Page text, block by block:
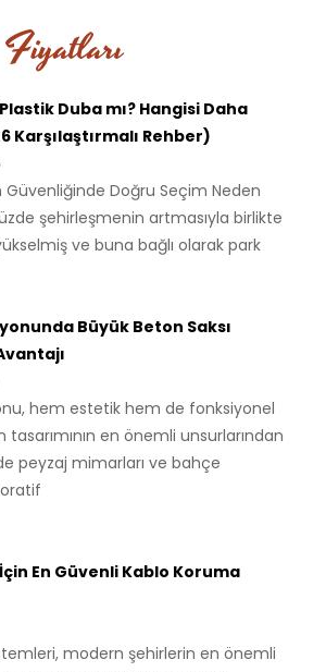
Duba mı? Hangisi Daha
Karşılaştırmalı Rehber)
Güvenliğinde Doğru Seçim Neden
şehirleşmenin artmasıyla birlikte
ve buna bağlı olarak park
Büyük Beton Saksı
hem estetik hem de fonksiyonel
tasarımının en önemli unsurlarından
peyzaj mimarları ve bahçe
En Güvenli Kablo Koruma
modern şehirlerin en önemli